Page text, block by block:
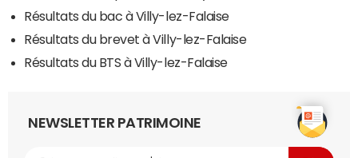
Résultats du bac à Villy-lez-Falaise
Résultats du brevet à Villy-lez-Falaise
Résultats du BTS à Villy-lez-Falaise
NEWSLETTER PATRIMOINE